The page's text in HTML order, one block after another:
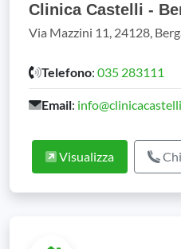
Clinica Castelli -
Via Mazzini 11, 24128,
Telefono: 035 283111
Email:
Visualizza